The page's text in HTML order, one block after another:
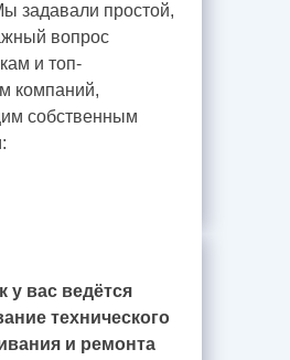
задавали простой,
вопрос
и топ-
компаний,
собственным
у вас ведётся
технического
и ремонта